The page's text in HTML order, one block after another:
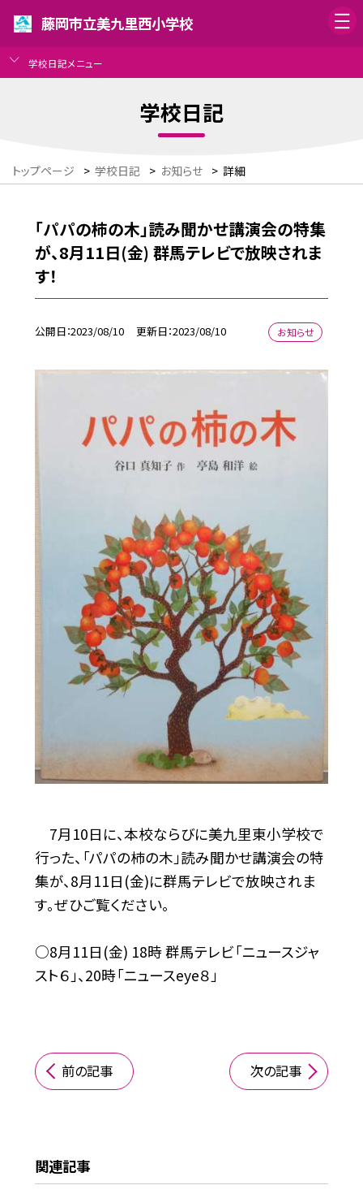
藤岡市立美九里西小学校
学校日記メニュー
学校日記
トップページ > 学校日記 > お知らせ > 詳細
「パパの柿の木」読み聞かせ講演会の特集
が、8月11日(金) 群馬テレビで放映されま
す！
公開日 2023/08/10 更新日 2023/08/10 お知らせ
7月10日に、本校ならびに美九里東小学校で
行った、「パパの柿の木」読み聞かせ講演会の特
集が、8月11日(金)に群馬テレビで放映されま
す。ぜひご覧ください。
○8月11日(金) 18時 群馬テレビ「ニュースジャ
スト６」、20時「ニュースeye８」
前の記事 次の記事
関連記事